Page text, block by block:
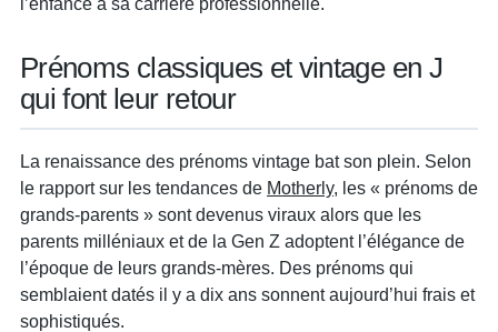
Prénoms classiques et vintage en J
qui font leur retour
La renaissance des prénoms vintage bat son plein. Selon
le rapport sur les tendances de Motherly, les « prénoms de
grands-parents » sont devenus viraux alors que les
parents milléniaux et de la Gen Z adoptent l’élégance de
l’époque de leurs grands-mères. Des prénoms qui
semblaient datés il y a dix ans sonnent aujourd’hui frais et
sophistiqués.